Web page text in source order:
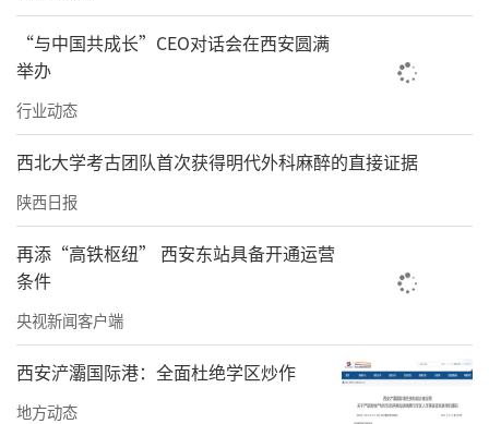
来源：陕西省地方金融监督管理局
责任编辑：瞿永昊 国光
“与中国共成长”CEO对话会在西安圆满
举办
行业动态
西北大学考古团队首次获得明代外科麻醉的直接证据
陕西日报
再添“高铁枢纽” 西安东站具备开通运营
条件
央视新闻客户端
西安浐灞国际港：全面杜绝学区炒作
地方动态